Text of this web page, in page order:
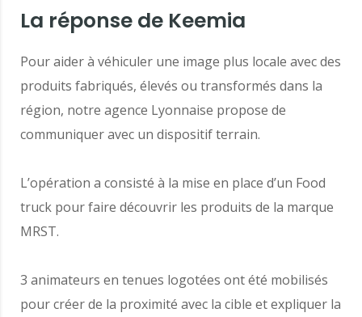
La réponse de Keemia
Pour aider à véhiculer une image plus locale avec des
produits fabriqués, élevés ou transformés dans la
région, notre agence Lyonnaise propose de
communiquer avec un dispositif terrain.
L’opération a consisté à la mise en place d’un Food
truck pour faire découvrir les produits de la marque
MRST.
3 animateurs en tenues logotées ont été mobilisés
pour créer de la proximité avec la cible et expliquer la